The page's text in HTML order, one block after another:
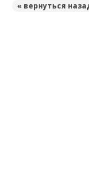
« вернуться